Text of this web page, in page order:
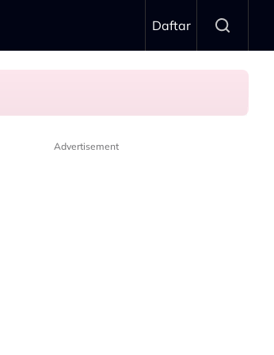
Daftar
Advertisement